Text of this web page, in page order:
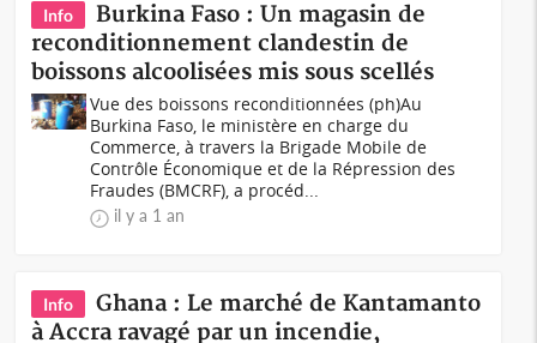
Info
Burkina Faso : Un magasin de
reconditionnement clandestin de
boissons alcoolisées mis sous scellés
Vue des boissons reconditionnées (ph)Au
Burkina Faso, le ministère en charge du
Commerce, à travers la Brigade Mobile de
Contrôle Économique et de la Répression des
Fraudes (BMCRF), a procéd...
il y a 1 an
Info
Ghana : Le marché de Kantamanto
à Accra ravagé par un incendie,